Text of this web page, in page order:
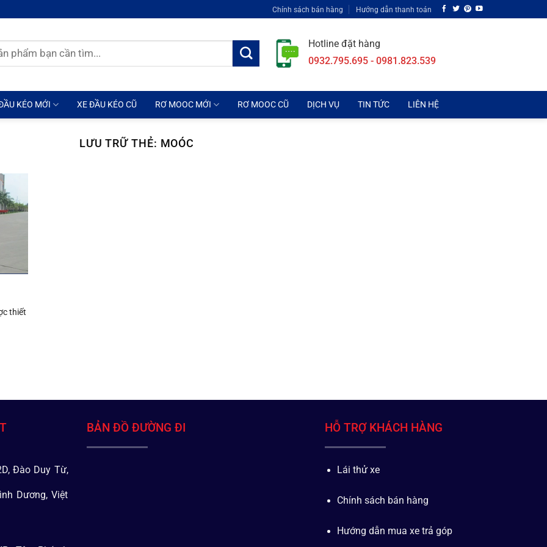
Chính sách bán hàng Hướng dẫn thanh toán
Hotline đặt hàng
0932.795.695 - 0981.823.539
KÉO MỚI XE ĐẦU KÉO CŨ RƠ MOOC MỚI RƠ MOOC CŨ DỊCH VỤ TIN TỨC LIÊN HỆ
LƯU TRỮ THẺ: MOÓC
thiết
Đào Duy Từ,
Dương, Việt
BẢN ĐỒ ĐƯỜNG ĐI HỖ TRỢ KHÁCH HÀNG
Lái thử xe
Chính sách bán hàng
Hướng dẫn mua xe trả góp